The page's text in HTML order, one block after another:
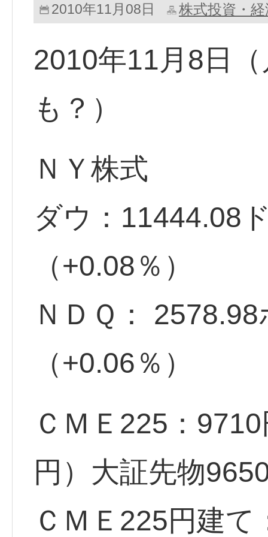
2010年11月08日 株式投資・
2010年11月8日
も？）
ＮＹ株式
ダウ：
（+0.08％）
ＮＤＱ：
（+0.06％）
ＣＭＥ225：
円）大証先物
ＣＭＥ225円建